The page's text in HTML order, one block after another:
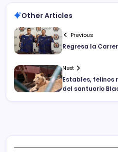
Other Articles
Previous
Regresa la
Next
Estables, felinos
del santuario